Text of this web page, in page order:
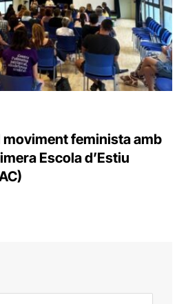
moviment feminista amb
Escola d’Estiu